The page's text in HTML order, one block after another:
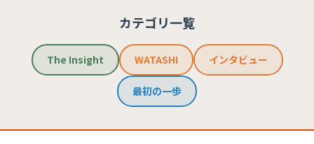
カテゴリ一覧
The Insight WATASHI インタビュー
最初の一歩